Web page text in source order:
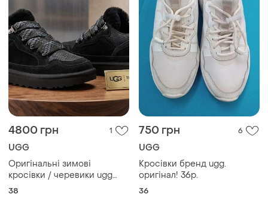
4800 грн 1
UGG
Оригінальні зимові
кросівки / черевики ugg
lowmel "black" (артикул:
38
750 грн 6
UGG
Кросівки бренд ugg.
оригінал! 36р.
36